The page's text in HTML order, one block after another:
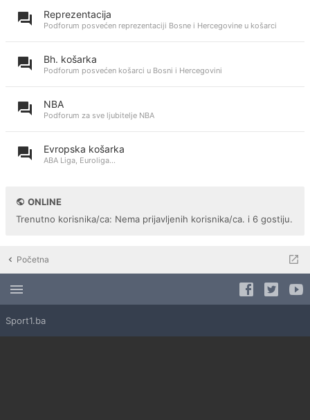
Reprezentacija
Podforum posvećen reprezentaciji Bosne i Hercegovine u košarci
Bh. košarka
Podforum posvećen košarci u Bosni i Hercegovini
NBA
Podforum za sve ljubitelje NBA
Evropska košarka
ABA Liga, Euroliga...
ONLINE
Trenutno korisnika/ca: Nema prijavljenih korisnika/ca. i 6 gostiju.
Početna
Sport1.ba